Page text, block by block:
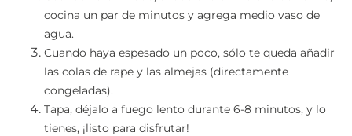
cocina un par de minutos y agrega medio vaso de
agua.
Cuando haya espesado un poco, sólo te queda añadir
las colas de rape y las almejas (directamente
congeladas).
Tapa, déjalo a fuego lento durante 6-8 minutos, y lo
tienes, ¡listo para disfrutar!